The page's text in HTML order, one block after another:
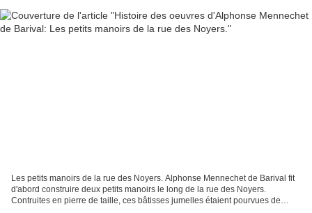
Les petits manoirs de la rue des Noyers. Alphonse Mennechet de Barival fit
d'abord construire deux petits manoirs le long de la rue des Noyers.
Contruites en pierre de taille, ces bâtisses jumelles étaient pourvues de